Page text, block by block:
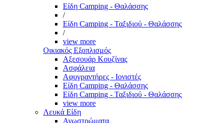
Είδη Camping - Θαλάσσης
/
Είδη Camping - Ταξιδιού - Θαλάσσης
/
view more
Οικιακός Εξοπλισμός
Αξεσουάρ Κουζίνας
Ασφάλεια
Αφυγραντήρες - Ιονιστές
Είδη Camping - Θαλάσσης
Είδη Camping - Ταξιδιού - Θαλάσσης
view more
Λευκά Είδη
Ανωστρώματα